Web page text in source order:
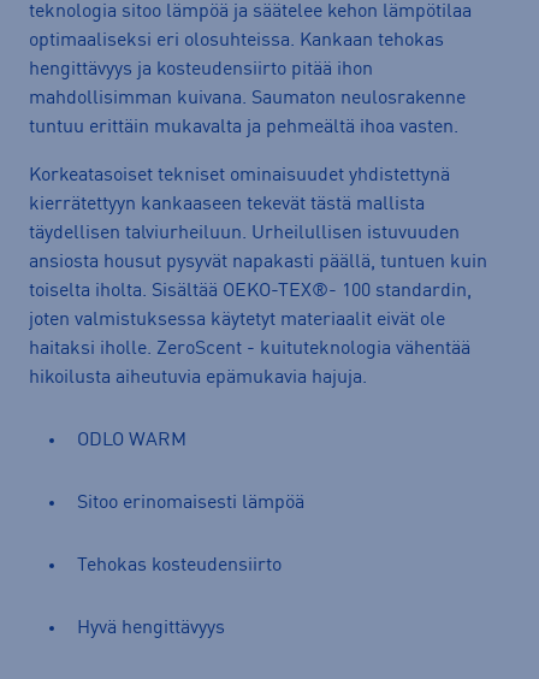
teknologia sitoo lämpöä ja säätelee kehon lämpötilaa
optimaaliseksi eri olosuhteissa. Kankaan tehokas
hengittävyys ja kosteudensiirto pitää ihon
mahdollisimman kuivana. Saumaton neulosrakenne
tuntuu erittäin mukavalta ja pehmeältä ihoa vasten.
Korkeatasoiset tekniset ominaisuudet yhdistettynä
kierrätettyyn kankaaseen tekevät tästä mallista
täydellisen talviurheiluun. Urheilullisen istuvuuden
ansiosta housut pysyvät napakasti päällä, tuntuen kuin
toiselta iholta. Sisältää OEKO-TEX®- 100 standardin,
joten valmistuksessa käytetyt materiaalit eivät ole
haitaksi iholle. ZeroScent - kuituteknologia vähentää
hikoilusta aiheutuvia epämukavia hajuja.
ODLO WARM
Sitoo erinomaisesti lämpöä
Tehokas kosteudensiirto
Hyvä hengittävyys